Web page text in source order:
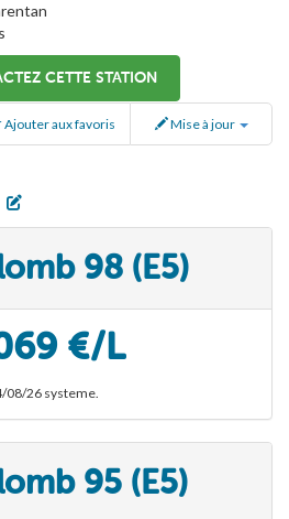
CETTE STATION
Ajouter aux favoris Mise à jour
98 (E5)
€/L
08/26 systeme.
95 (E5)